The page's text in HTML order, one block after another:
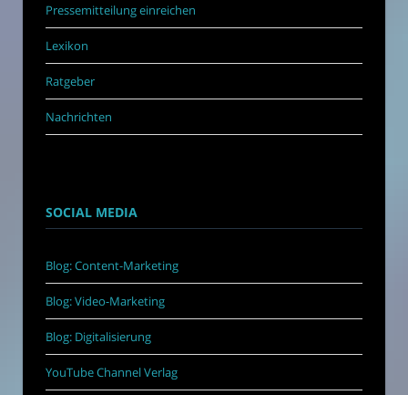
Pressemitteilung einreichen
Lexikon
Ratgeber
Nachrichten
SOCIAL MEDIA
Blog: Content-Marketing
Blog: Video-Marketing
Blog: Digitalisierung
YouTube Channel Verlag